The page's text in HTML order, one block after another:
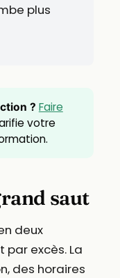
plus
? Faire
votre
saut
deux
par excès. La
des horaires